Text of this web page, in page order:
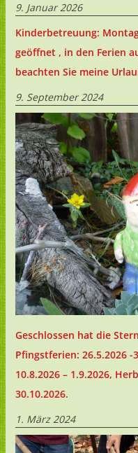
9. Januar 2026
Kinderbetreuung:
geöffnet , in den Ferien
beachten Sie meine
9. September 2024
Geschlossen hat die
Pfingstferien: 26.5.2026 -
10.8.2026 – 1.9.2026,
30.10.2026.
1. März 2024